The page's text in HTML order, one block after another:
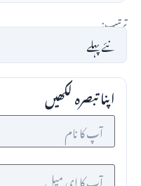
ترتیب:
اپنا تبصرہ لکھیں